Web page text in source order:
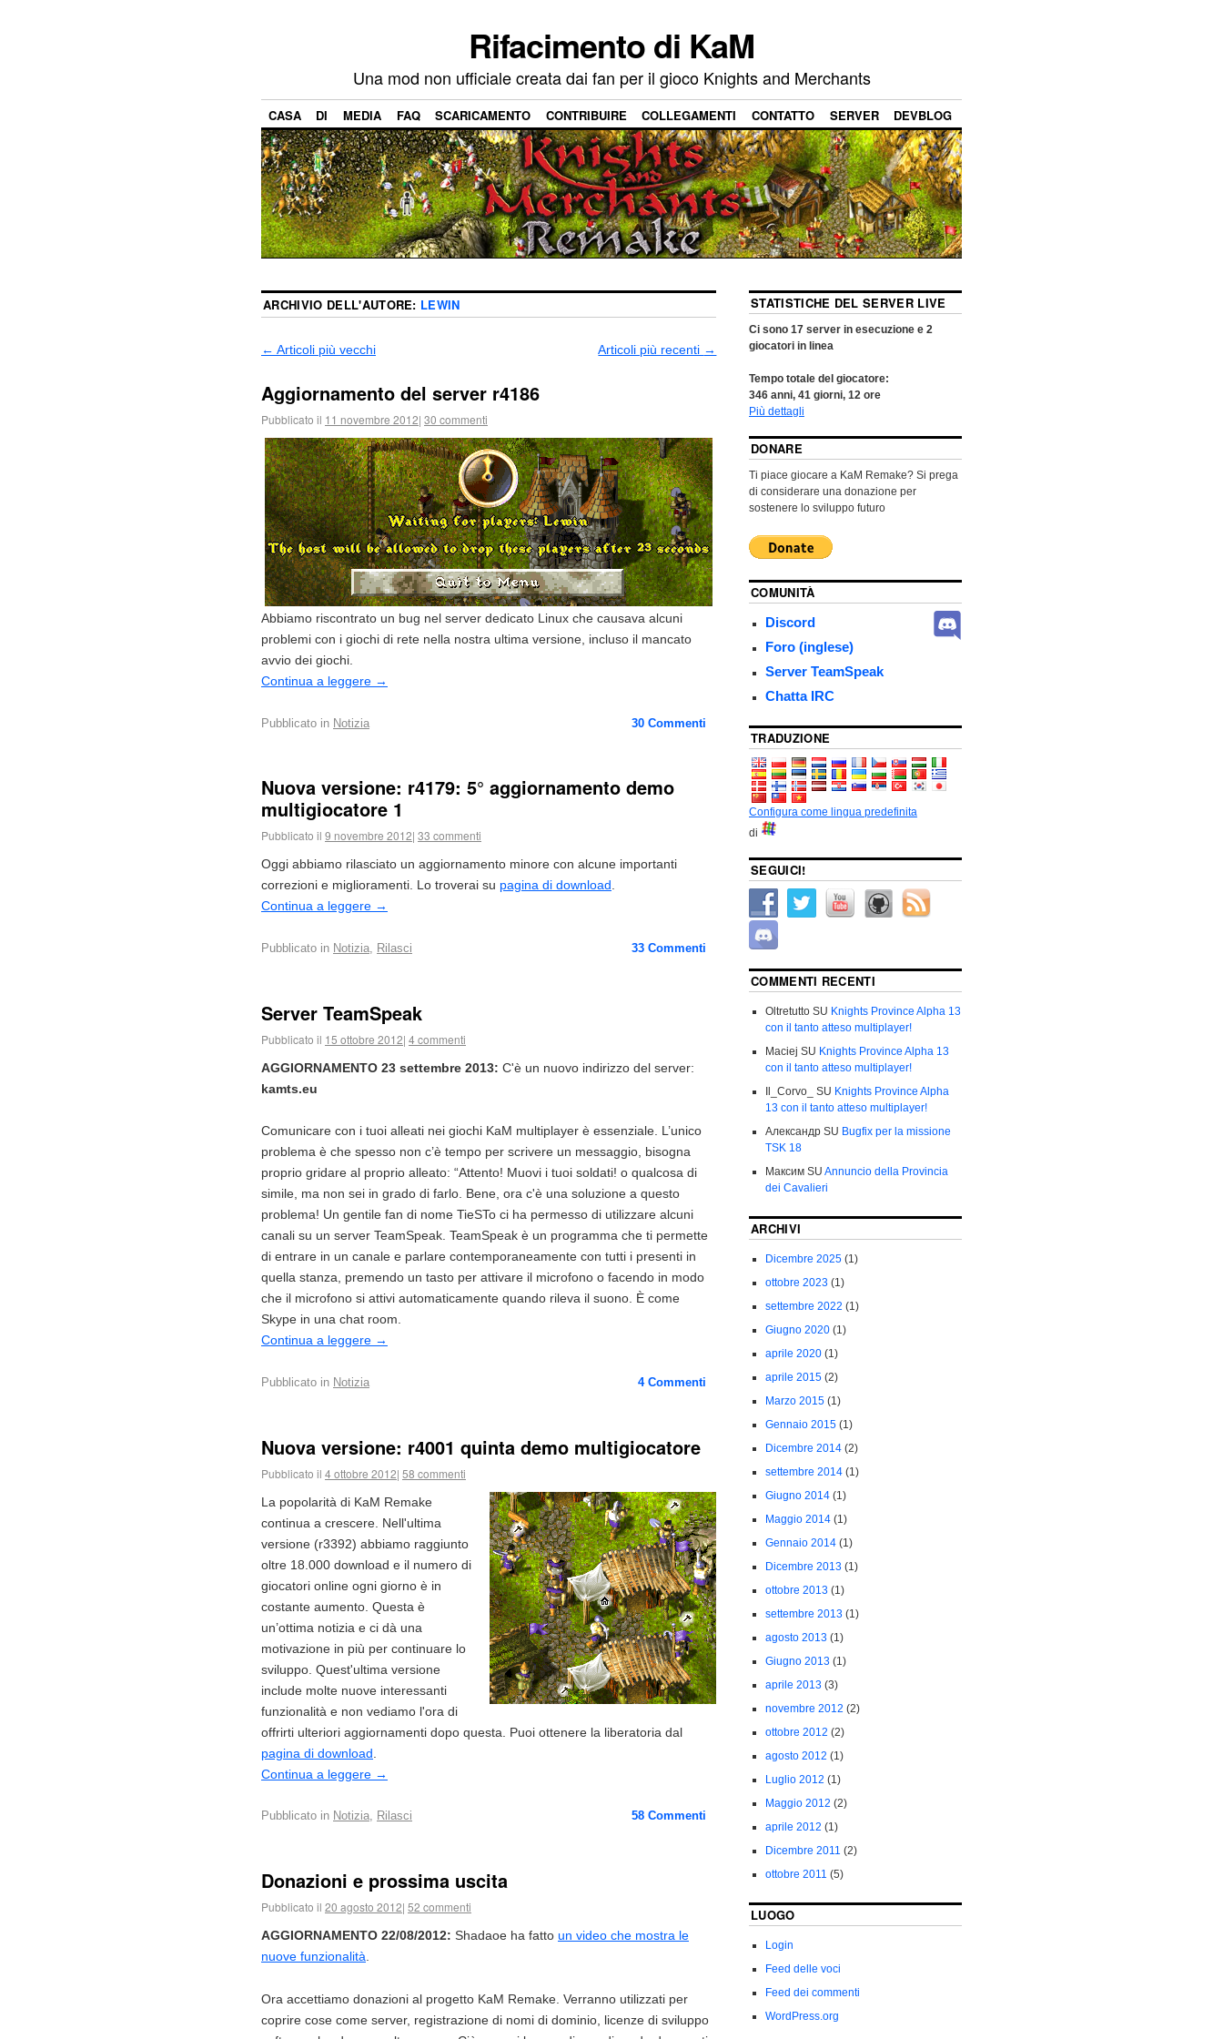
Rifacimento di KaM
Una mod non ufficiale creata dai fan per il gioco Knights and Merchants
CASA DI MEDIA FAQ SCARICAMENTO CONTRIBUIRE COLLEGAMENTI CONTATTO SERVER DEVBLOG
ARCHIVIO DELL'AUTORE: LEWIN
← Articoli più vecchi Articoli più recenti →
Aggiornamento del server r4186
Pubblicato il 11 novembre 2012| 30 commenti
Abbiamo riscontrato un bug nel server dedicato Linux che causava alcuni
problemi con i giochi di rete nella nostra ultima versione, incluso il mancato
avvio dei giochi.
Continua a leggere →
30 Commenti
Pubblicato in Notizia
Nuova versione: r4179: 5° aggiornamento demo
multigiocatore 1
Pubblicato il 9 novembre 2012| 33 commenti
Oggi abbiamo rilasciato un aggiornamento minore con alcune importanti
correzioni e miglioramenti. Lo troverai su pagina di download.
Continua a leggere →
33 Commenti
Pubblicato in Notizia, Rilasci
Server TeamSpeak
Pubblicato il 15 ottobre 2012| 4 commenti
AGGIORNAMENTO 23 settembre 2013: C'è un nuovo indirizzo del server:
kamts.eu
Comunicare con i tuoi alleati nei giochi KaM multiplayer è essenziale. L’unico
problema è che spesso non c’è tempo per scrivere un messaggio, bisogna
proprio gridare al proprio alleato: “Attento! Muovi i tuoi soldati! o qualcosa di
simile, ma non sei in grado di farlo. Bene, ora c'è una soluzione a questo
problema! Un gentile fan di nome TieSTo ci ha permesso di utilizzare alcuni
canali su un server TeamSpeak. TeamSpeak è un programma che ti permette
di entrare in un canale e parlare contemporaneamente con tutti i presenti in
quella stanza, premendo un tasto per attivare il microfono o facendo in modo
che il microfono si attivi automaticamente quando rileva il suono. È come
Skype in una chat room.
Continua a leggere →
4Commenti
Pubblicato in Notizia
Nuova versione: r4001 quinta demo multigiocatore
Pubblicato il 4 ottobre 2012| 58 commenti
La popolarità di KaM Remake
continua a crescere. Nell'ultima
versione (r3392) abbiamo raggiunto
oltre 18.000 download e il numero di
giocatori online ogni giorno è in
costante aumento. Questa è
un’ottima notizia e ci dà una
motivazione in più per continuare lo
sviluppo. Quest'ultima versione
include molte nuove interessanti
funzionalità e non vediamo l'ora di
offrirti ulteriori aggiornamenti dopo questa. Puoi ottenere la liberatoria dal
pagina di download
Continua a leggere →
58 Commenti
Pubblicato in Notizia, Rilasci
Donazioni e prossima uscita
Pubblicato il 20 agosto 2012| 52 commenti
AGGIORNAMENTO 22/08/2012: Shadaoe ha fatto un video che mostra le
nuove funzionalità
Ora accettiamo donazioni al progetto KaM Remake. Verranno utilizzati per
coprire cose come server, registrazione di nomi di dominio, licenze di sviluppo
STATISTICHE DEL SERVER LIVE
Ci sono 17server in esecuzione e 2
giocatori in linea
Tempo totale del giocatore:
346anni, 41giorni, 12ore
Più dettagli
DONARE
Ti piace giocare a KaM Remake? Si prega
di considerare una donazione per
sostenere lo sviluppo futuro
COMUNITÀ
Discord
Foro (inglese)
Server TeamSpeak
Chatta IRC
TRADUZIONE
Configura come lingua predefinita
di
SEGUICI!
COMMENTI RECENTI
OltretuttoSU Knights Province Alpha 13
con il tanto atteso multiplayer!
Maciej SU Knights Province Alpha 13
con il tanto atteso multiplayer!
Il_Corvo_
SU Knights Province Alpha
13 con il tanto atteso multiplayer!
АлександрSU Bugfix per la missione
TSK 18
МаксимSU Annuncio della Provincia
dei Cavalieri
ARCHIVI
Dicembre 2025(1)
ottobre 2023(1)
settembre 2022 (1)
Giugno 2020(1)
aprile 2020(1)
aprile 2015(2)
Marzo 2015(1)
Gennaio 2015(1)
Dicembre 2014(2)
settembre 2014(1)
Giugno 2014(1)
Maggio 2014(1)
Gennaio 2014(1)
Dicembre 2013(1)
ottobre 2013(1)
settembre 2013(1)
agosto 2013(1)
Giugno 2013(1)
aprile 2013(3)
novembre 2012 (2)
ottobre 2012 (2)
agosto 2012 (1)
Luglio 2012 (1)
Maggio 2012 (2)
aprile 2012 (1)
Dicembre 2011 (2)
ottobre 2011 (5)
LUOGO
Login
Feed delle voci
Feed dei commenti
WordPress.org